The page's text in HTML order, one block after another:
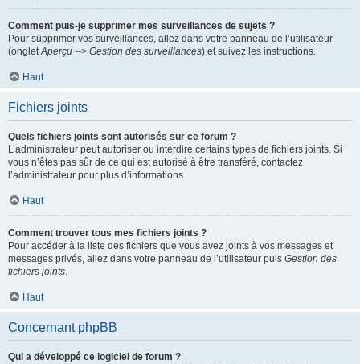
Comment puis-je supprimer mes surveillances de sujets ?
Pour supprimer vos surveillances, allez dans votre panneau de l’utilisateur
(ongletAperçu --> Gestion des surveillances) et suivez les instructions.
Haut
Fichiers joints
Quels fichiers joints sont autorisés sur ce forum ?
L’administrateur peut autoriser ou interdire certains types de fichiers joints. Si
vous n’êtes pas sûr de ce qui est autorisé à être transféré, contactez
l’administrateur pour plus d’informations.
Haut
Comment trouver tous mes fichiers joints ?
Pour accéder à la liste des fichiers que vous avez joints à vos messages et
messages privés, allez dans votre panneau de l’utilisateur puis Gestion des
fichiers joints.
Haut
Concernant phpBB
Qui a développé ce logiciel de forum ?